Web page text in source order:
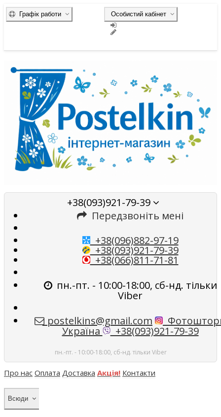
Особистий кабінет
Графік работи
+38(093)921-79-39
Передзвоніть мені
+38(096)882-97-19
+38(093)921-79-39
+38(066)811-71-81
пн.-пт. - 10:00-18:00, сб-нд. тільки
Viber
postelkins@gmail.com
Україна +38(093)921-79-39
пн.-пт. - 10:00-18:00, сб-нд. тільки Viber
Про нас Оплата Доставка Акція! Контакти
Всюди